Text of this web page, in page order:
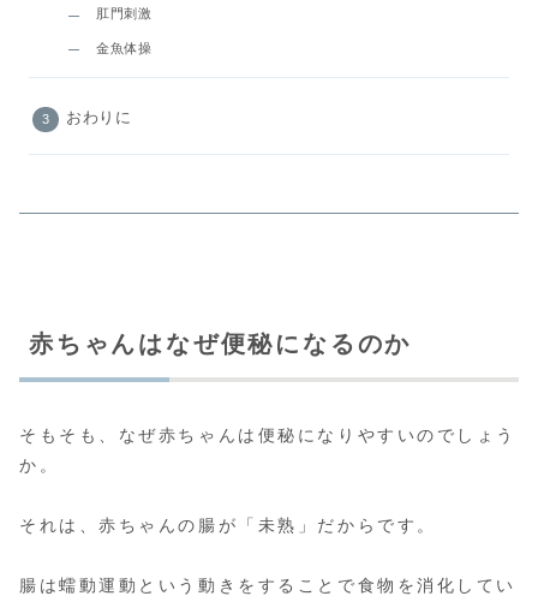
肛門刺激
金魚体操
おわりに
赤ちゃんはなぜ便秘になるのか
そもそも、なぜ赤ちゃんは便秘になりやすいのでしょう
か。
それは、赤ちゃんの腸が「未熟」だからです。
腸は蠕動運動という動きをすることで食物を消化してい